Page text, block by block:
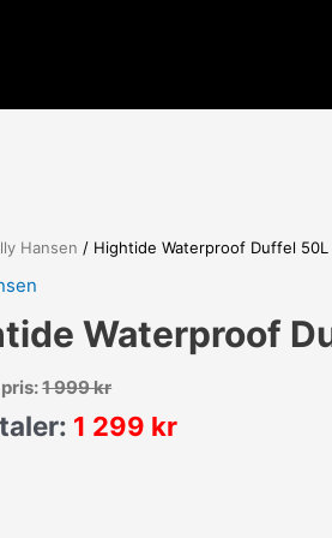
Hansen / Hightide Waterproof Duffel 50L
Waterproof
1 999kr
1 299 kr